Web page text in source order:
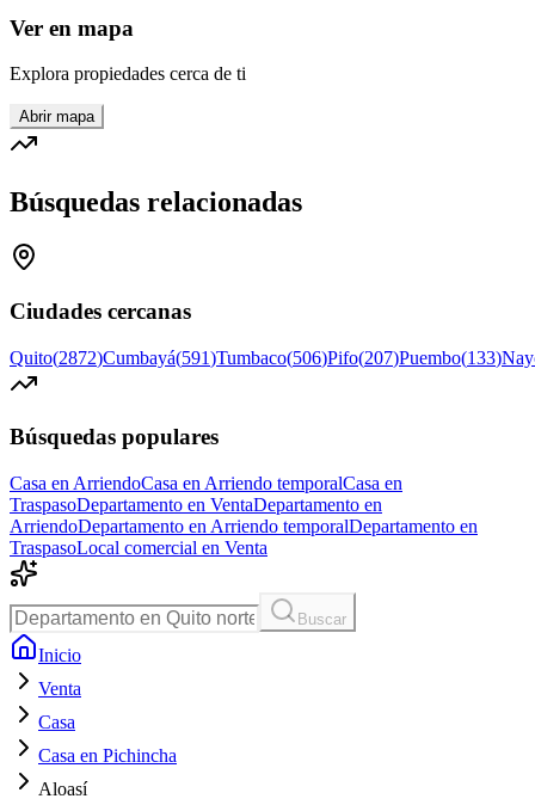
Ver en mapa
Explora propiedades cerca de ti
Abrir mapa
Búsquedas relacionadas
Ciudades cercanas
Quito(2872)Cumbayá(591)Tumbaco(506)Pifo(207)Puembo(133)
Búsquedas populares
Casa en ArriendoCasa en Arriendo temporalCasa en
TraspasoDepartamento en VentaDepartamento en
ArriendoDepartamento en Arriendo temporalDepartamento en
TraspasoLocal comercial en Venta
Buscar
Inicio
Venta
Casa
Casa en Pichincha
Aloasí